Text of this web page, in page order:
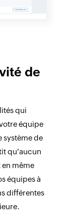
de
qui
équipe
système de
qu'aucun
même
équipes à
différentes